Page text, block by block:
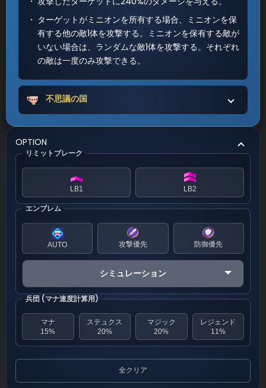
ターゲットがミニオンを所有する場合、ミニオンを保
有する他の敵1体を攻撃する。ミニオンを保有する敵が
いない場合は、ランダムな敵1体を攻撃する。それぞれ
の敵は一度のみ攻撃できる。
不思議の国
OPTION
リミットブレーク
LB1 LB2
エンブレム
AUTO 攻撃優先 防御優先
シミュレーション
兵団 (マナ速度計算用)
マナ
15%
ステュクス
20%
マジック
20%
レジェンド
11%
全クリア